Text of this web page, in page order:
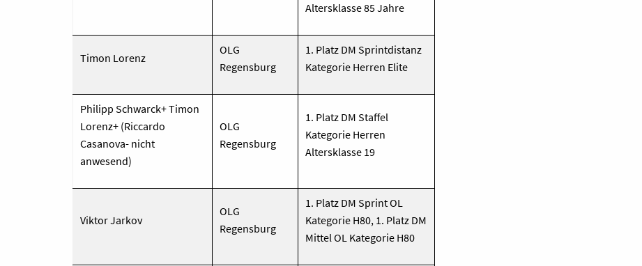
Altersklasse 85 Jahre
Timon Lorenz
OLG
Regensburg
1. Platz DM Sprintdistanz
Kategorie Herren Elite
Philipp Schwarck+ Timon
Lorenz+ (Riccardo
Casanova- nicht
anwesend)
OLG
Regensburg
1. Platz DM Staffel
Kategorie Herren
Altersklasse 19
Viktor Jarkov
OLG
Regensburg
1. Platz DM Sprint OL
Kategorie H80, 1. Platz DM
Mittel OL Kategorie H80